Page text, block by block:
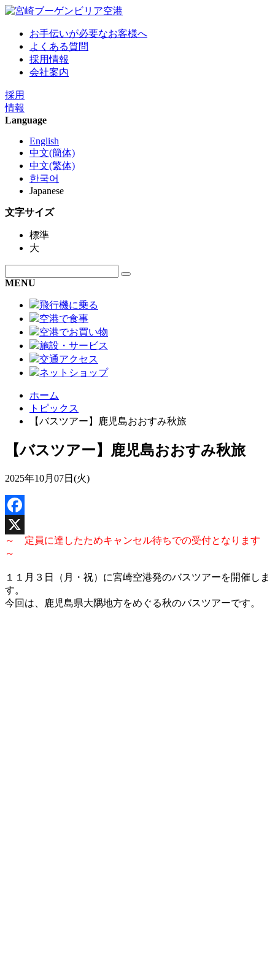
お手伝いが必要なお客様へ
よくある質問
採用情報
会社案内
採用
情報
Language
English
中文(簡体)
中文(繁体)
한국어
Japanese
文字サイズ
標準
大
MENU
飛行機に乗る
空港で食事
空港でお買い物
施設・サービス
交通アクセス
ネットショップ
ホーム
トピックス
【バスツアー】鹿児島おおすみ秋旅
【バスツアー】鹿児島おおすみ秋旅
2025年10月07日(火)
Facebook
X
～ 定員に達したためキャンセル待ちでの受付となります
～
１１月３日（月・祝）に宮崎空港発のバスツアーを開催しま
す。
今回は、鹿児島県大隅地方をめぐる秋のバスツアーです。